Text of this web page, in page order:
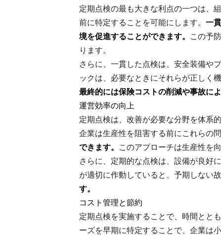
定期点検の最も大きな利点の一つは、
前に特定することを可能にします。 一
境を促進することができます。 この予
ります。
さらに、一貫した点検は、安全装備や
ックは、必要なときにそれらが正しく
最終的には保険コストの削減や事故に
運営効率の向上
定期点検は、改善が必要な分野を体系
企業は生産性を阻害する前にこれらの
できます。 このアプローチは生産性を
さらに、定期的な点検は、設備が良好
が適切に作動していると、予期しない
す。
コスト管理と節約
定期点検を実施することで、時間とと
ーズを早期に特定することで、企業は